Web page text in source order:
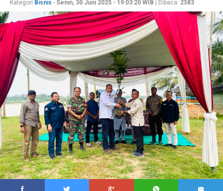
Kategori Bisnis - Senin, 30 Juni 2025 - 19:03:20 WIB | Dibaca: 2583